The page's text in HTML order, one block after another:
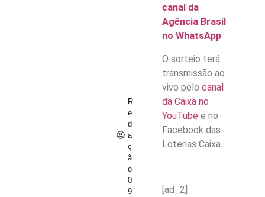
R
e
d
a
ç
ã
o
0
9
canal da
Agência Brasil
no WhatsApp
O sorteio terá
transmissão ao
vivo pelo canal
da Caixa no
YouTube e no
Facebook das
Loterias Caixa.
[ad_2]